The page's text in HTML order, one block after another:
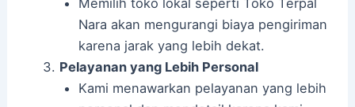
Memilih toko lokal seperti Toko Terpal
Nara akan mengurangi biaya pengiriman
karena jarak yang lebih dekat.
Pelayanan yang Lebih Personal
Kami menawarkan pelayanan yang lebih